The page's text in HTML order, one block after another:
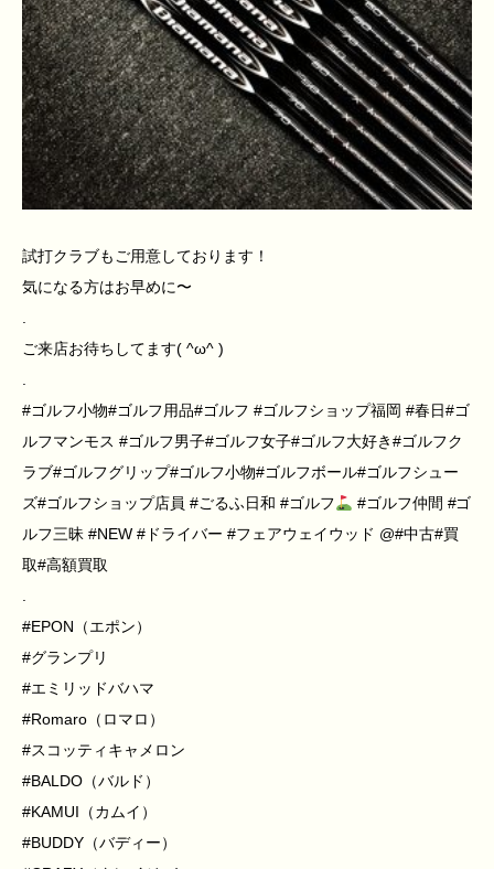
試打クラブもご用意しております！
気になる方はお早めに〜
.
ご来店お待ちしてます( ^ω^ )
.
#ゴルフ小物#ゴルフ用品#ゴルフ #ゴルフショップ福岡 #春日#ゴ
ルフマンモス #ゴルフ男子#ゴルフ女子#ゴルフ大好き#ゴルフク
ラブ#ゴルフグリップ#ゴルフ小物#ゴルフボール#ゴルフシュー
ズ#ゴルフショップ店員 #ごるふ日和 #ゴルフ
#ゴルフ仲間 #ゴ
ルフ三昧 #NEW #ドライバー #フェアウェイウッド @#中古#買
取#高額買取
.
#EPON（エポン）
#グランプリ
#エミリッドバハマ
#Romaro（ロマロ）
#スコッティキャメロン
#BALDO（バルド）
#KAMUI（カムイ）
#BUDDY（バディー）